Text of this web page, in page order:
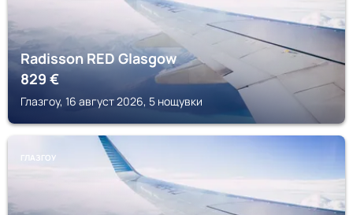
Radisson RED Glasgow
829€
Глазгоу, 16 август 2026, 5 нощувки
ГЛАЗГОУ